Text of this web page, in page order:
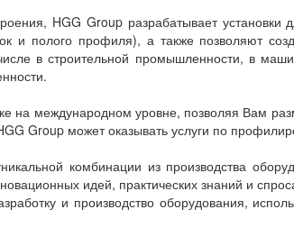
HGG Group разрабатывает
и полого профиля), а также позволяют
в строительной промышленности, в
на международном уровне, позволяя Вам
Group может оказывать услуги по
комбинации из производства
идей, практических знаний и
и производство оборудования,